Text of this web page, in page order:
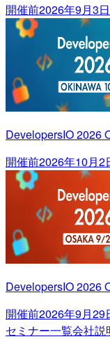
開催前2026年9月3
DevelopersIO 2026
開催前2026年10月2
DevelopersIO 2026
開催前2026年9月29
セミナー一覧会社説